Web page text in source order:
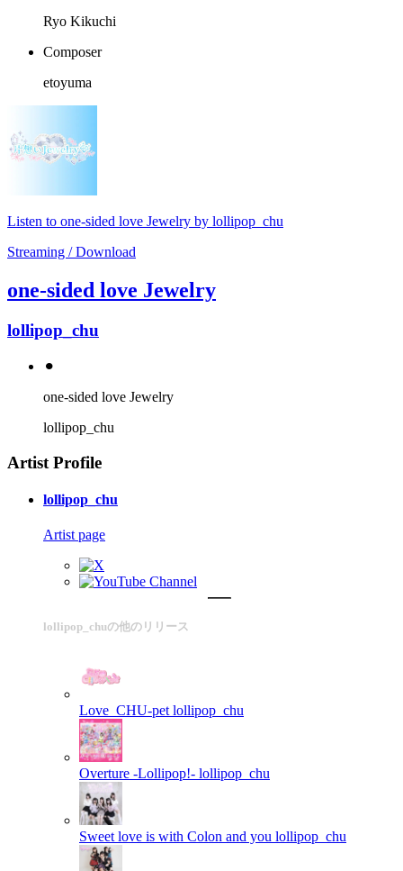
Ryo Kikuchi
Composer
etoyuma
Listen to one-sided love Jewelry by lollipop_chu
Streaming / Download
one-sided love Jewelry
lollipop_chu
⚫︎
one-sided love Jewelry
lollipop_chu
Artist Profile
lollipop_chu
Artist page
lollipop_chuの他のリリース
Love_CHU-pet lollipop_chu
Overture -Lollipop!- lollipop_chu
Sweet love is with Colon and you lollipop_chu